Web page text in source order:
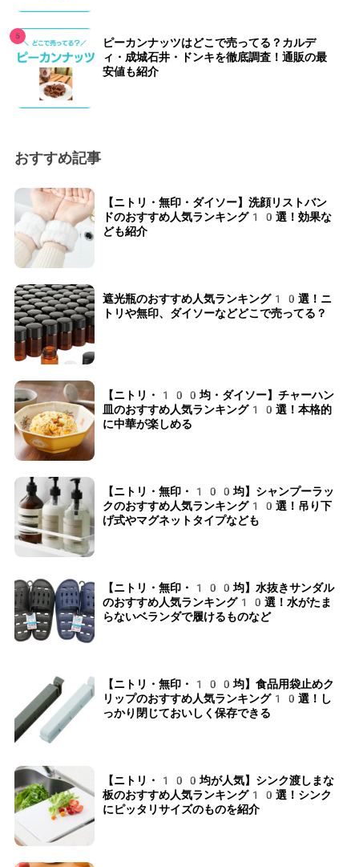
ピーカンナッツはどこで売ってる？カルデ
ィ・成城石井・ドンキを徹底調査！通販の最
安値も紹介
おすすめ記事
【ニトリ・無印・ダイソー】洗顔リストバン
ドのおすすめ人気ランキング10選！効果な
ども紹介
遮光瓶のおすすめ人気ランキング10選！ニ
トリや無印、ダイソーなどどこで売ってる？
【ニトリ・100均・ダイソー】チャーハン
皿のおすすめ人気ランキング10選！本格的
に中華が楽しめる
【ニトリ・無印・100均】シャンプーラッ
クのおすすめ人気ランキング10選！吊り下
げ式やマグネットタイプなども
【ニトリ・無印・100均】水抜きサンダル
のおすすめ人気ランキング10選！水がたま
らないベランダで履けるものなど
【ニトリ・無印・100均】食品用袋止めク
リップのおすすめ人気ランキング10選！し
っかり閉じておいしく保存できる
【ニトリ・100均が人気】シンク渡しまな
板のおすすめ人気ランキング10選！シンク
にピッタリサイズのものを紹介